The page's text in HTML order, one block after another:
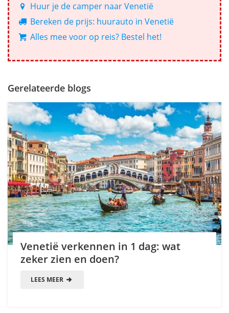
Huur je de camper naar Venetië
Bereken de prijs: huurauto in Venetië
Alles mee voor op reis? Bestel het!
Gerelateerde blogs
Venetië verkennen in 1 dag: wat
zeker zien en doen?
LEES MEER